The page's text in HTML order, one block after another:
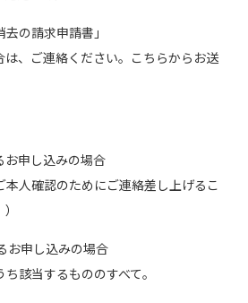
の請求申請書」
は、ご連絡ください。こちらからお送
お申し込みの場合
本人確認のためにご連絡差し上げるこ
お申し込みの場合
該当するもののすべて。